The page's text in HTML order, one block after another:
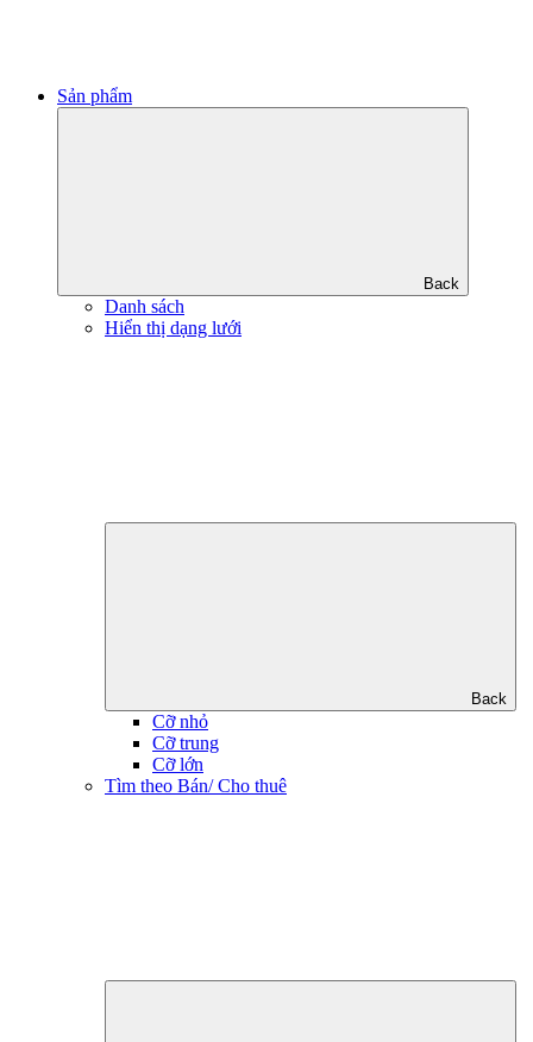
Sản phẩm
Back
Danh sách
Hiển thị dạng lưới
Back
Cỡ nhỏ
Cỡ trung
Cỡ lớn
Tìm theo Bán/ Cho thuê